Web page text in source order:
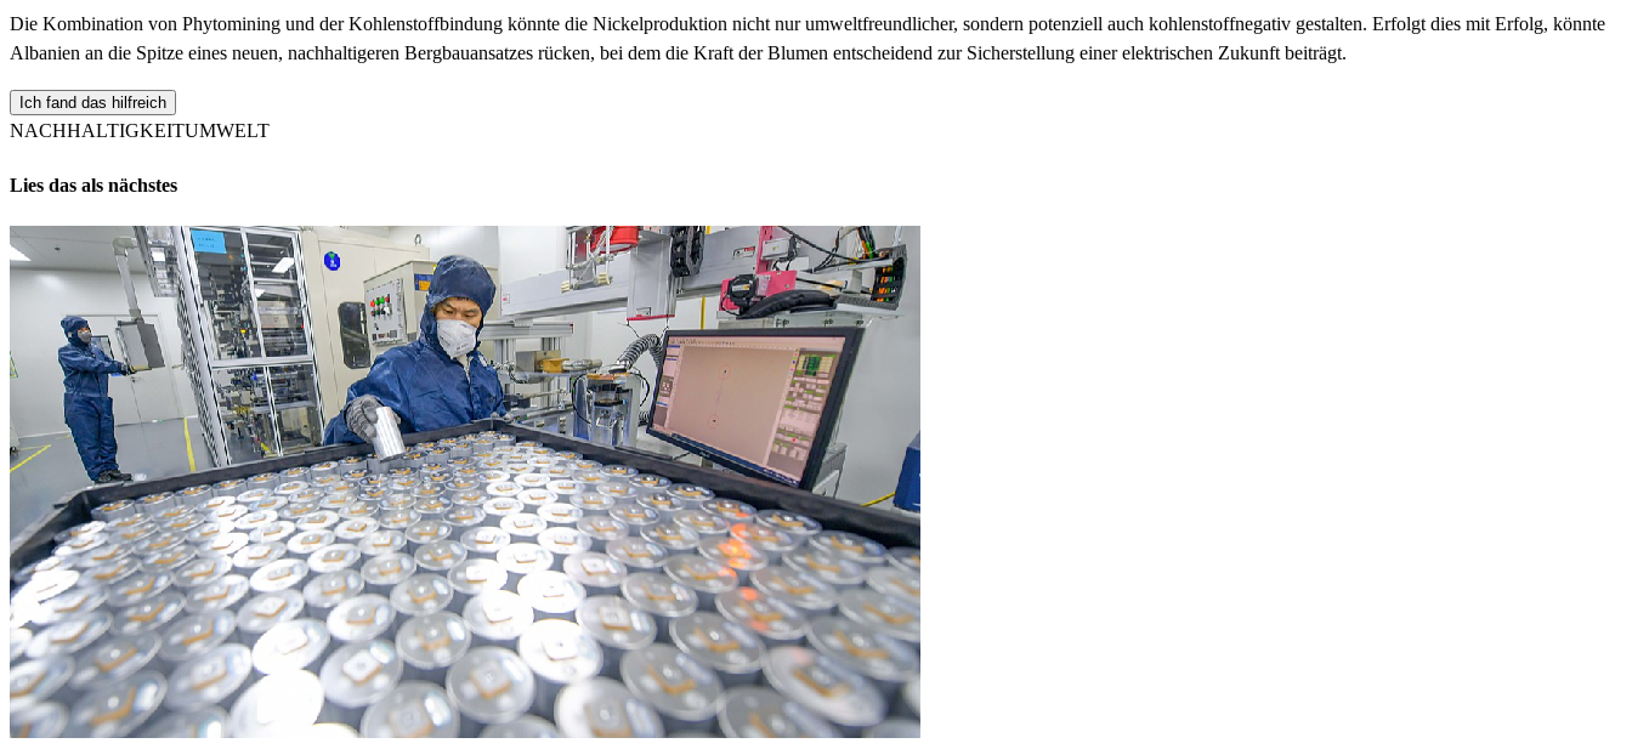
Die Kombination von Phytomining und der Kohlenstoffbindung könnte die Nickelproduktion nicht nur umweltfreundlicher, sondern potenziell auch kohlenstoffnegativ gestalten. Erfolgt dies mit Erfolg, könnte
Albanien an die Spitze eines neuen, nachhaltigeren Bergbauansatzes rücken, bei dem die Kraft der Blumen entscheidend zur Sicherstellung einer elektrischen Zukunft beiträgt.
Ich fand das hilfreich
NACHHALTIGKEITUMWELT
Lies das als nächstes